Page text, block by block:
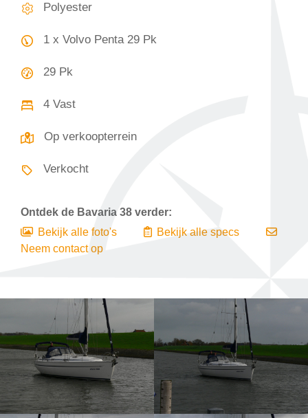
Polyester
1 x Volvo Penta 29 Pk
29 Pk
4 Vast
Op verkoopterrein
Verkocht
Ontdek de Bavaria 38 verder:
Bekijk alle foto's
Bekijk alle specs
Neem contact op